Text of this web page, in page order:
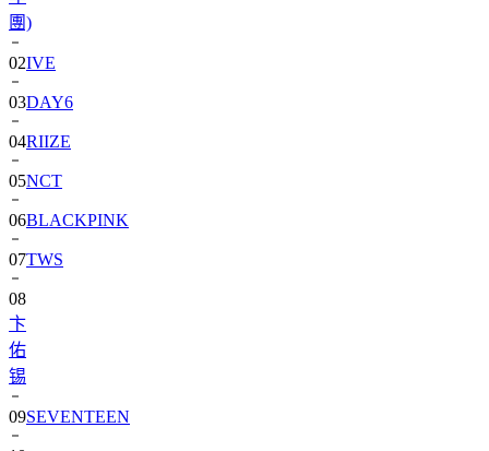
團)
02IVE
03DAY6
04RIIZE
05NCT
06BLACKPINK
07TWS
08
卞
佑
锡
09SEVENTEEN